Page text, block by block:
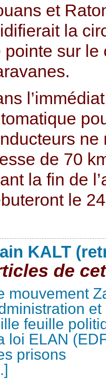
et
la
pointe sur le
ne
de 70
la fin de
le
KALT
de
mouvement
feuille
loi ELAN
prisons